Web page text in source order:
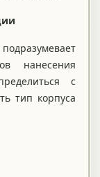
нанесения
с
тип корпуса